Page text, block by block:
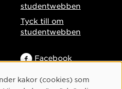
studentwebben
Tyck till om
studentwebben
Facebook
kakor (cookies) som